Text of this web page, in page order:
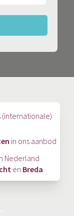
(internationale)
in ons aanbod
Nederland
en Breda